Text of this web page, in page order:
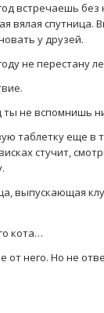
встречаешь без
вялая
у друзей.
не перестану
не вспомнишь
таблетку еще в
стучит,
выпускающая
кота…
него. Но не